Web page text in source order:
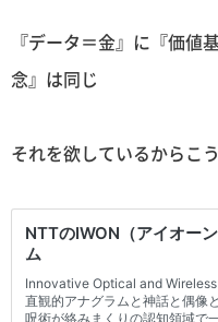
『データ＝金』に『価値
念』は同じ
それを欲しているからこ